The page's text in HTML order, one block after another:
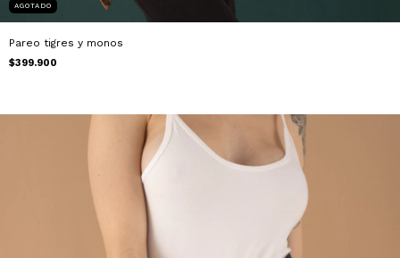
AGOTADO
Pareo tigres y monos
$399.900